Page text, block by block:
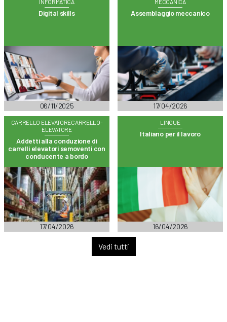
INFORMATICA
Digital skills
06/11/2025
MECCANICA
Assemblaggio meccanico
17/04/2026
CARRELLO ELEVATORECARRELLO-
ELEVATORE
Addetti alla conduzione di
carrelli elevatori semoventi con
conducente a bordo
17/04/2026
LINGUE
Italiano per il lavoro
16/04/2026
Vedi tutti